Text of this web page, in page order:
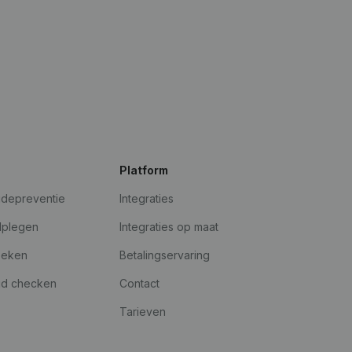
checken
Platform
Integraties
Integraties op maat
Betalingservaring
Contact
Tarieven